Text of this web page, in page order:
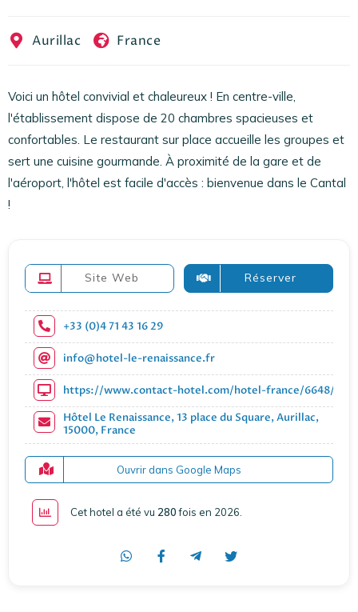
Aurillac France
Voici un hôtel convivial et chaleureux ! En centre-ville,
l'établissement dispose de 20 chambres spacieuses et
confortables. Le restaurant sur place accueille les groupes et
sert une cuisine gourmande. À proximité de la gare et de
l'aéroport, l'hôtel est facile d'accès : bienvenue dans le Cantal
!
Site Web Réserver
+33 (0)4 71 43 16 29
info@hotel-le-renaissance.fr
https://www.contact-hotel.com/hotel-france/6648/
Hôtel Le Renaissance, 13 place du Square, Aurillac,
15000, France
Ouvrir dans Google Maps
Cet hotel a été vu 280fois en 2026